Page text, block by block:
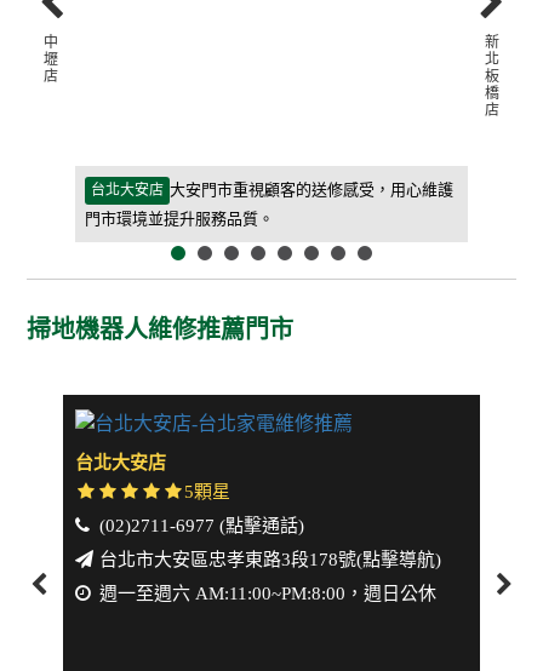
台北大安店 大安門市重視顧客的送修感受，用心維護
門市環境並提升服務品質。
新
北
板
橋
店
中
壢
店
掃地機器人維修推薦門市
台北大安店
5顆星
(02)2711-6977 (點擊通話)
台北市大安區忠孝東路3段178號(點擊導航)
週一至週六 AM:11:00~PM:8:00，週日公休